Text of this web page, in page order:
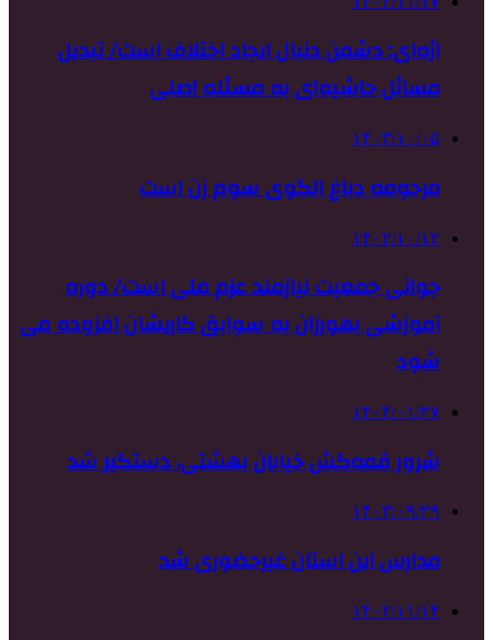
اژه‌ای: دشمن دنبال ایجاد اختلاف است/ تبدیل
مسائل حاشیه‌ای به مسئله اصلی
۱۴۰۳/۱۰/۰۵
مرحومه دباغ الگوی سوم زن است
۱۴۰۲/۱۰/۱۲
جوانی جمعیت نیازمند عزم ملی است/ دوره
آموزشی بهورزان به سوابق کاریشان افزوده می
شود
۱۴۰۴/۰۱/۲۷
شرور قمه‌کش خیابان بهشتی، دستگیر شد
۱۴۰۳/۰۹/۲۹
مدارس این استان غیرحضوری شد
۱۴۰۲/۱۱/۱۴